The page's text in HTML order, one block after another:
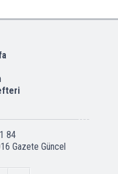
84
Gazete Güncel